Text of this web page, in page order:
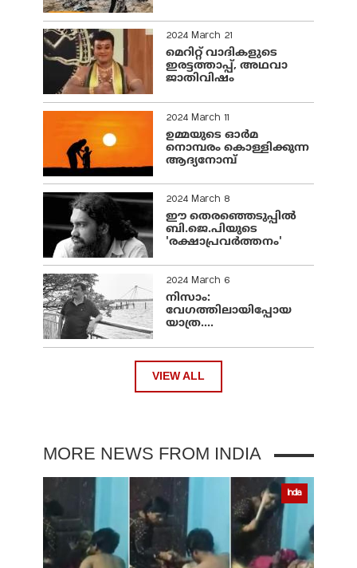
2024 March 21
മെറിറ്റ് വാദികളുടെ
ഇരട്ടത്താപ്പ്, അഥവാ
ജാതിവിഷം
2024 March 11
ഉമ്മയുടെ ഓർമ
നൊമ്പരം കൊള്ളിക്കുന്ന
ആദ്യനോമ്പ്
2024 March 8
ഈ തെരഞ്ഞെടുപ്പില്‍
ബി.ജെ.പിയുടെ
'രക്ഷാപ്രവര്‍ത്തനം'
2024 March 6
നിസാം:
വേഗത്തിലായിപ്പോയ
യാത്ര....
VIEW ALL
MORE NEWS FROM INDIA
India